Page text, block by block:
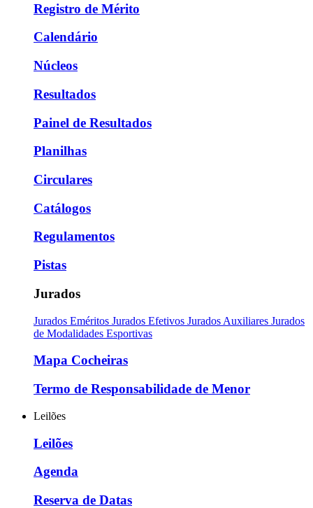
Registro de Mérito
Calendário
Núcleos
Resultados
Painel de Resultados
Planilhas
Circulares
Catálogos
Regulamentos
Pistas
Jurados
Jurados Eméritos Jurados Efetivos Jurados Auxiliares Jurados
de Modalidades Esportivas
Mapa Cocheiras
Termo de Responsabilidade de Menor
Leilões
Leilões
Agenda
Reserva de Datas